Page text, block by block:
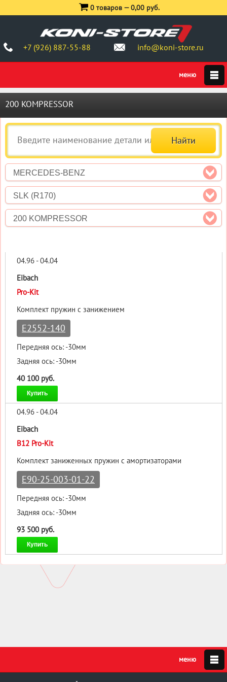
+7 (926) 887-55-88 info@koni-store.ru
0 товаров —0,00 руб.
200 KOMPRESSOR
MERCEDES-BENZ
SLK (R170)
200 KOMPRESSOR
04.96 - 04.04
Eibach
Pro-Kit
Комплект пружин с занижением
E2552-140
Передняя ось: -30мм
Задняя ось: -30мм
40 100 руб.
Купить
04.96 - 04.04
Eibach
B12 Pro-Kit
Комплект заниженных пружин с амортизаторами
E90-25-003-01-22
Передняя ось: -30мм
Задняя ось: -30мм
93 500 руб.
Купить